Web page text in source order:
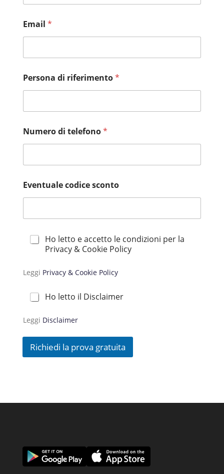
Email *
Persona di riferimento*
Numero di telefono*
Eventuale codice sconto
a
Ho letto e accetto le condizioni per la
Privacy & Cookie Policy
Leggi Privacy & Cookie Policy
c
Ho letto il Disclaimer
Leggi Disclaimer
Richiedi la prova gratuita